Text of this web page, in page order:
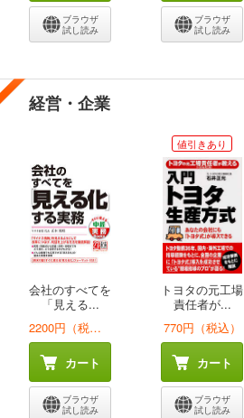
ブラウザ
試し読み
ブラウザ
試し読み
経営・企業
会社のすべてを
「見える...
2200円（税込）
カート
ブラウザ
試し読み
値引きあり
トヨタの元工場
責任者が...
770円（税込）
カート
ブラウザ
試し読み